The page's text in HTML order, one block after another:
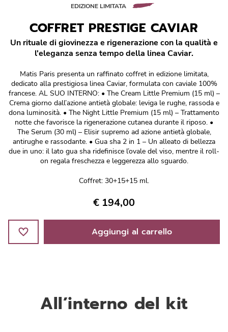
Réponse Pureté
Réponse Délicate
Réponse Éclat
Réponse Cosmake-up
Réponse Fondamentale
Réponse Body
Réponse Soleil
Edizione Limitata
EDIZIONE LIMITATA
COFFRET PRESTIGE CAVIAR
Un rituale di giovinezza e rigenerazione con la qualità e
l'eleganza senza tempo della linea Caviar.
Matis Paris presenta un raffinato coffret in edizione limitata,
dedicato alla prestigiosa linea Caviar, formulata con caviale 100%
francese. AL SUO INTERNO: • The Cream Little Premium (15 ml) –
Crema giorno dall’azione antietà globale: leviga le rughe, rassoda e
dona luminosità. • The Night Little Premium (15 ml) – Trattamento
notte che favorisce la rigenerazione cutanea durante il riposo. •
The Serum (30 ml) – Elisir supremo ad azione antietà globale,
antirughe e rassodante. • Gua sha 2 in 1 – Un alleato di bellezza
due in uno: il lato gua sha ridefinisce l’ovale del viso, mentre il roll-
on regala freschezza e leggerezza allo sguardo.
Coffret: 30+15+15 ml.
€ 194,00
Aggiungi al carrello
All’interno del kit